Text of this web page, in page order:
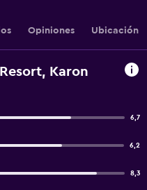
Opiniones Ubicación
Karon
6,7
6,2
8,3